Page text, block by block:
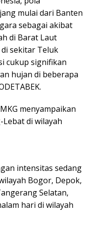
mulai dari Banten
sebagai akibat
di Barat Laut
sekitar Teluk
cukup signifikan
hujan di beberapa
menyampaikan
di wilayah
intensitas sedang
Bogor, Depok,
Selatan,
hari di wilayah